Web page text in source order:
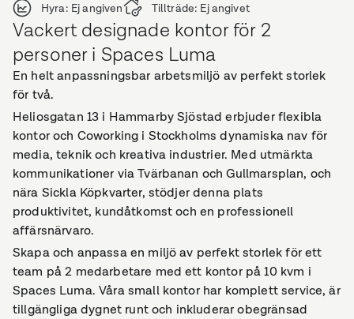
Hyra: Ej angiven Tillträde: Ej angivet
Vackert designade kontor för 2
personer i Spaces Luma
En helt anpassningsbar arbetsmiljö av perfekt storlek
för två.
Heliosgatan 13 i Hammarby Sjöstad erbjuder flexibla
kontor och Coworking i Stockholms dynamiska nav för
media, teknik och kreativa industrier. Med utmärkta
kommunikationer via Tvärbanan och Gullmarsplan, och
nära Sickla Köpkvarter, stödjer denna plats
produktivitet, kundåtkomst och en professionell
affärsnärvaro.
Skapa och anpassa en miljö av perfekt storlek för ett
team på 2 medarbetare med ett kontor på 10 kvm i
Spaces Luma. Våra small kontor har komplett service, är
tillgängliga dygnet runt och inkluderar obegränsad